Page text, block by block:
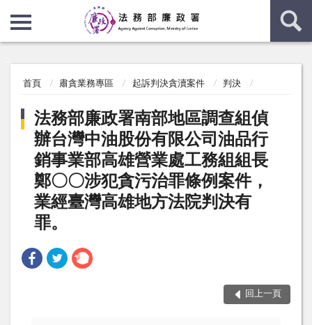
首頁 肅貪業務專區 起訴判決貪瀆案件 判決
法務部廉政署南部地區調查組偵
辦台灣中油股份有限公司油品行
銷事業部高雄營業處工務組組長
鄭〇〇涉犯貪污治罪條例案件，
業經臺灣高雄地方法院判決有
罪。
回上一頁